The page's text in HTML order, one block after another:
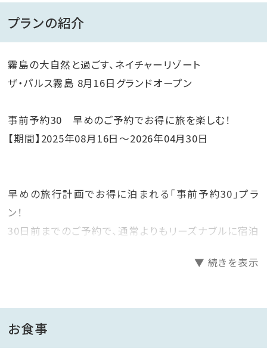
プランの紹介
霧島の大自然と過ごす、ネイチャーリゾート
ザ・パルス霧島 8月16日グランドオープン
事前予約30 早めのご予約でお得に旅を楽しむ！
【期間】2025年08月16日〜2026年04月30日
早めの旅行計画でお得に泊まれる「事前予約30」プラ
ン！
30日前までのご予約で、通常よりもリーズナブルに宿泊
計画的に予約してお得に旅を満喫しましょう！
霧島の魅力を盛り込んだビュッフェスタイルの食事（夕
朝食）がセットになったプランです。
▼ 続きを表示
お食事